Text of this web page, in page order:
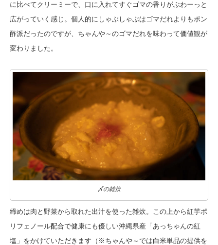
に比べてクリーミーで、口に入れてすぐゴマの香りがぶわーっと
広がっていく感じ。個人的にしゃぶしゃぶはゴマだれよりもポン
酢派だったのですが、ちゃんや～のゴマだれを味わって価値観が
変わりました。
〆の雑炊
締めは肉と野菜から取れた出汁を使った雑炊。この上から紅芋ポ
リフェノール配合で健康にも優しい沖縄県産「あっちゃんの紅
塩」をかけていただきます（※ちゃんや～では白米単品の提供を